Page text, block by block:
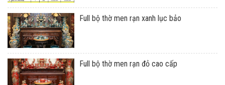
Full bộ thờ men rạn xanh lục bảo
Full bộ thờ men rạn đỏ cao cấp